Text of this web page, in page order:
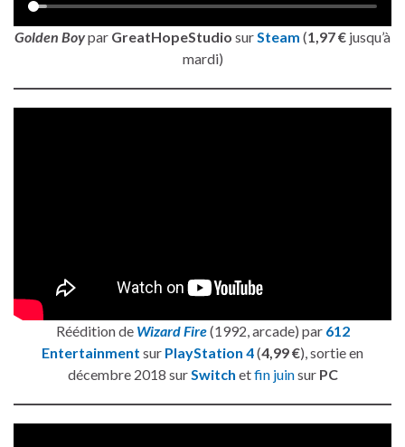
Golden Boypar GreatHopeStudio surSteam (1,97 € jusqu’à
mardi)
Réédition de Wizard Fire(1992, arcade) par 612
Entertainment sur PlayStation 4(4,99 €), sortie en
décembre 2018 surSwitch etfin juinsur PC